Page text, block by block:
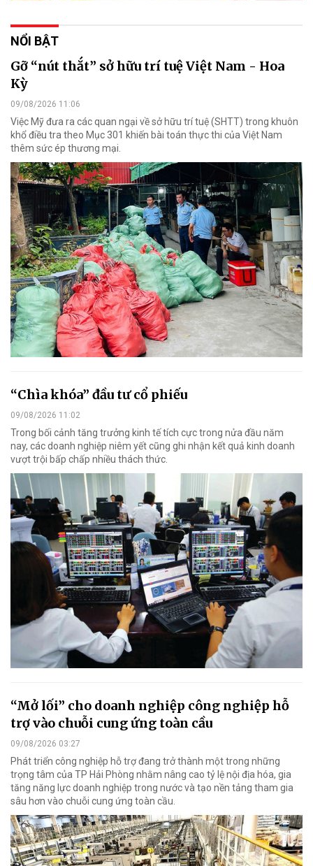
NỔI BẬT
Gỡ “nút thắt” sở hữu trí tuệ Việt Nam - Hoa
Kỳ
09/08/2026 11:06
Việc Mỹ đưa ra các quan ngại về sở hữu trí tuệ (SHTT) trong khuôn
khổ điều tra theo Mục 301 khiến bài toán thực thi của Việt Nam
thêm sức ép thương mại.
“Chìa khóa” đầu tư cổ phiếu
09/08/2026 11:02
Trong bối cảnh tăng trưởng kinh tế tích cực trong nửa đầu năm
nay, các doanh nghiệp niêm yết cũng ghi nhận kết quả kinh doanh
vượt trội bấp chấp nhiều thách thức.
“Mở lối” cho doanh nghiệp công nghiệp hỗ
trợ vào chuỗi cung ứng toàn cầu
09/08/2026 03:27
Phát triển công nghiệp hỗ trợ đang trở thành một trong những
trọng tâm của TP Hải Phòng nhằm nâng cao tỷ lệ nội địa hóa, gia
tăng năng lực doanh nghiệp trong nước và tạo nền tảng tham gia
sâu hơn vào chuỗi cung ứng toàn cầu.